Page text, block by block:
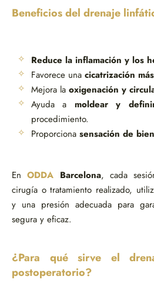
Beneficios del drenaje
Reduce la inflamación y los
Favorece una cicatrización
Mejora la oxigenación y
Ayuda a moldear y
procedimiento.
Proporciona sensación de
EnODDA Barcelona, cada
cirugía o tratamiento realizado,
y una presión adecuada para
segura y eficaz.
¿Para qué sirve el
postoperatorio?